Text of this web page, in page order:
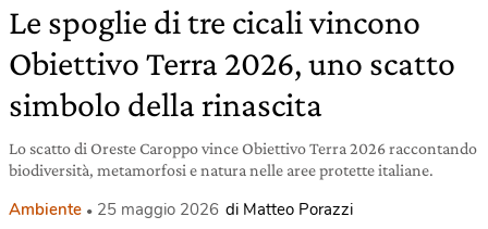
Le spoglie di tre cicali vincono
Obiettivo Terra 2026, uno scatto
simbolo della rinascita
Lo scatto di Oreste Caroppo vince Obiettivo Terra 2026 raccontando
biodiversità, metamorfosi e natura nelle aree protette italiane.
Ambiente 25 maggio 2026 di Matteo Porazzi